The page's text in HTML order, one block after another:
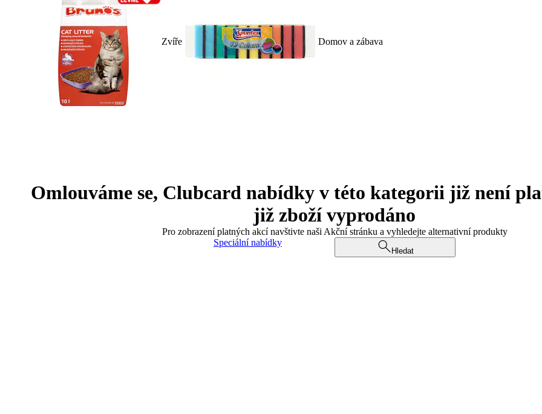
Zvíře Domov a zábava
Omlouváme se, Clubcard nabídky v této kategorii již není
již zboží vyprodáno
Pro zobrazení platných akcí navštivte naši Akční stránku a vyhledejte alternativní produkty
Speciální nabídky
Hledat